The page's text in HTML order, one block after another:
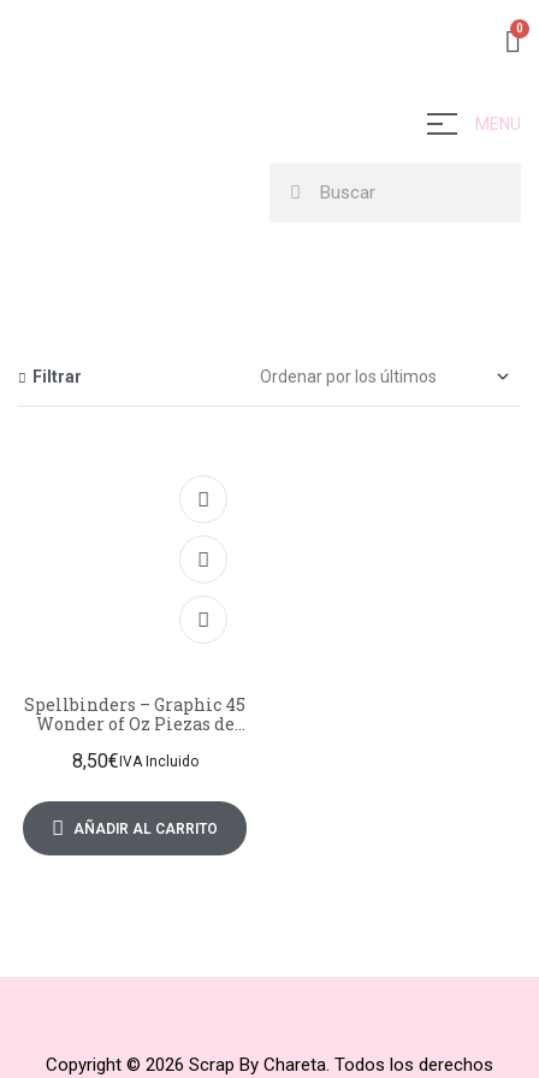
MENU
Filtrar
Spellbinders – Graphic 45
Wonder of Oz Piezas de
y marcos
8,50€IVA Incluido
AÑADIR AL CARRITO
Copyright © 2026 Scrap By Chareta. Todos los derechos